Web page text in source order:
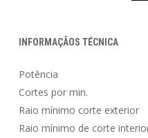
INFORMAÇÃOS TÉCNICA
Potência
Cortes por
Raio mínimo corte
Raio mínimo de